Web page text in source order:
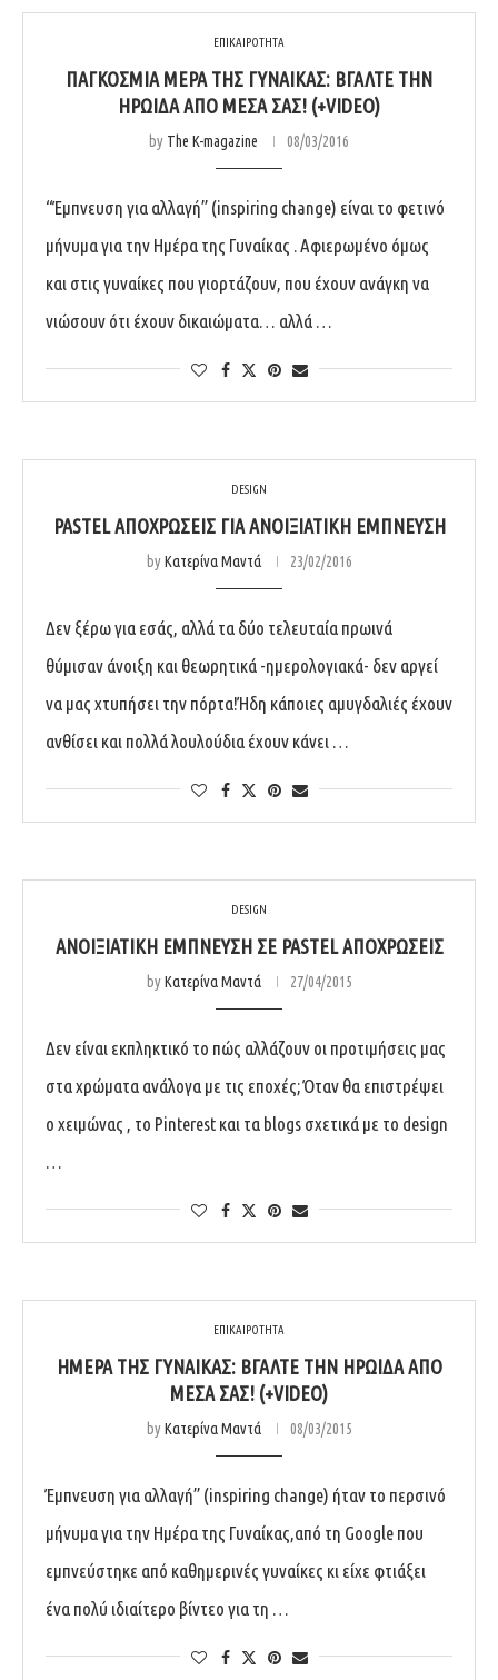
ΕΠΙΚΑΙΡΟΤΗΤΑ
ΠΑΓΚΌΣΜΙΑ ΜΈΡΑ ΤΗΣ ΓΥΝΑΊΚΑΣ: ΒΓΆΛΤΕ ΤΗΝ
ΗΡΩΊΔΑ ΑΠΌ ΜΈΣΑ ΣΑΣ! (+VIDEO)
by The K-magazine 08/03/2016
“Έμπνευση για αλλαγή” (inspiring change) είναι το φετινό
μήνυμα για την Ημέρα της Γυναίκας . Αφιερωμένο όμως
και στις γυναίκες που γιορτάζουν, που έχουν ανάγκη να
νιώσουν ότι έχουν δικαιώματα… αλλά …
DESIGN
PASTEL ΑΠΟΧΡΏΣΕΙΣ ΓΙΑ ΑΝΟΙΞΙΆΤΙΚΗ ΈΜΠΝΕΥΣΗ
byΚατερίνα Μαντά 23/02/2016
Δεν ξέρω για εσάς, αλλά τα δύο τελευταία πρωινά
θύμισαν άνοιξη και θεωρητικά -ημερολογιακά- δεν αργεί
να μας χτυπήσει την πόρτα!Ήδη κάποιες αμυγδαλιές έχουν
ανθίσει και πολλά λουλούδια έχουν κάνει …
DESIGN
ΑΝΟΙΞΙΆΤΙΚΗ ΈΜΠΝΕΥΣΗ ΣΕ PASTEL ΑΠΟΧΡΏΣΕΙΣ
byΚατερίνα Μαντά 27/04/2015
Δεν είναι εκπληκτικό το πώς αλλάζουν οι προτιμήσεις μας
στα χρώματα ανάλογα με τις εποχές; Όταν θα επιστρέψει
ο χειμώνας , το Pinterest και τα blogs σχετικά με το design
…
ΕΠΙΚΑΙΡΟΤΗΤΑ
ΗΜΈΡΑ ΤΗΣ ΓΥΝΑΊΚΑΣ: ΒΓΆΛΤΕ ΤΗΝ ΗΡΩΊΔΑ ΑΠΌ
ΜΈΣΑ ΣΑΣ! (+VIDEO)
byΚατερίνα Μαντά 08/03/2015
Έμπνευση για αλλαγή” (inspiring change) ήταν το περσινό
μήνυμα για την Ημέρα της Γυναίκας,από τη Google που
εμπνεύστηκε από καθημερινές γυναίκες κι είχε φτιάξει
ένα πολύ ιδιαίτερο βίντεο για τη …